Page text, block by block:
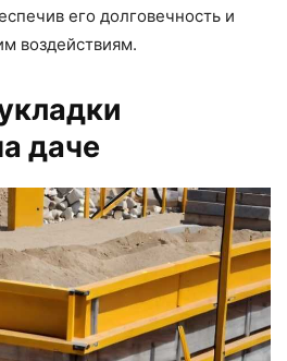
его долговечность и
воздействиям.
даче